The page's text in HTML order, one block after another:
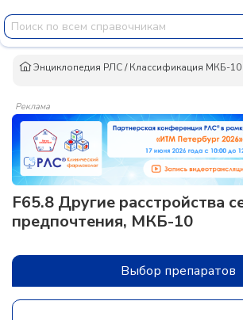
Энциклопедия РЛС/Классификация МКБ-10
Реклама
F65.8 Другие расстройства
предпочтения, МКБ-10
Выбор препаратов